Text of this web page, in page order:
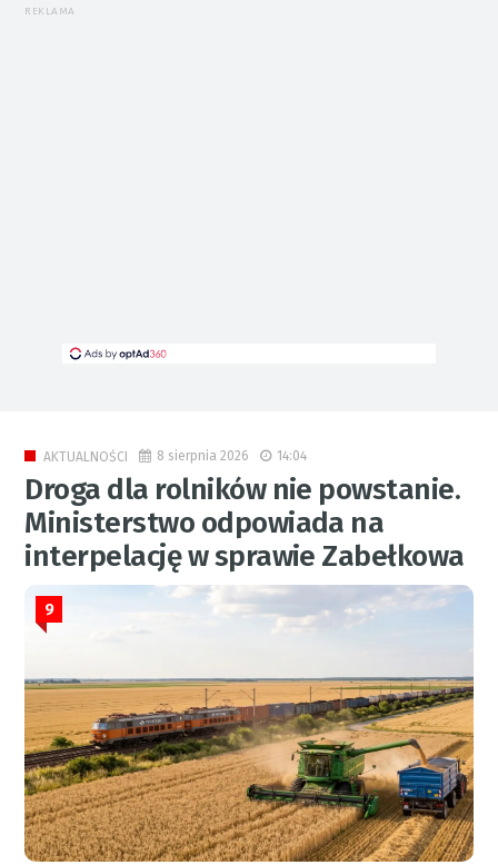
REKLAMA
AKTUALNOŚCI 8 sierpnia 2026 14:04
Droga dla rolników nie powstanie.
Ministerstwo odpowiada na
interpelację w sprawie Zabełkowa
9